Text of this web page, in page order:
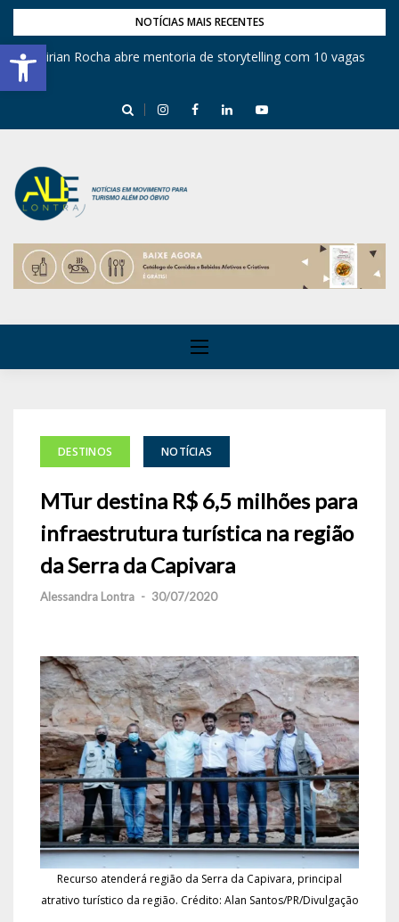
Barra de Ferramentas Aberta
NOTÍCIAS MAIS RECENTES
Mirian Rocha abre mentoria de storytelling com 10 vagas
DESTINOS NOTÍCIAS
MTur destina R$ 6,5 milhões para
infraestrutura turística na região
da Serra da Capivara
Alessandra Lontra - 30/07/2020
Recurso atenderá região da Serra da Capivara, principal
atrativo turístico da região. Crédito: Alan Santos/PR/Divulgação